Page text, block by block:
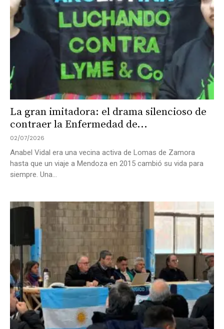
La gran imitadora: el drama silencioso de
contraer la Enfermedad de...
02/07/2026
Anabel Vidal era una vecina activa de Lomas de Zamora
hasta que un viaje a Mendoza en 2015 cambió su vida para
siempre. Una...